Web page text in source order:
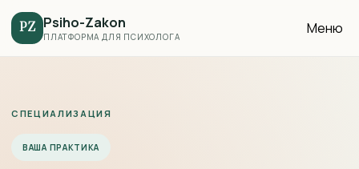
PZ Psiho-Zakon
ПЛАТФОРМА ДЛЯ ПСИХОЛОГА Меню
СПЕЦИАЛИЗАЦИЯ
ВАША ПРАКТИКА